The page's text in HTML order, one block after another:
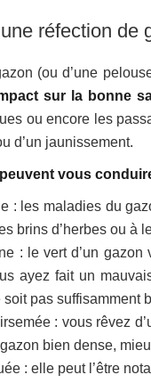
réfection de
(ou d’une
sur la bonne
ou encore les
d’un jaunissement.
vous
: les maladies du
brins d’herbes ou à
: le vert d’un
ayez fait un
pas suffisamment
: vous rêvez
bien dense,
: elle peut l’être